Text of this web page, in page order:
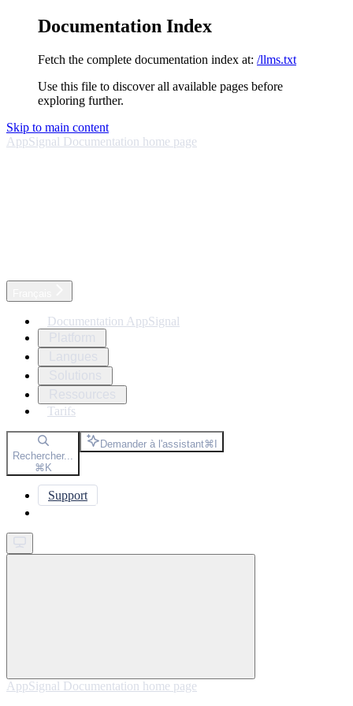
Documentation Index
Fetch the complete documentation index at: /llms.txt
Use this file to discover all available pages before
exploring further.
Skip to main content
AppSignal Documentation home page
Documentation AppSignal
Tarifs
Rechercher...
⌘K
Demander à l'assistant⌘I
Support
AppSignal Documentation home page